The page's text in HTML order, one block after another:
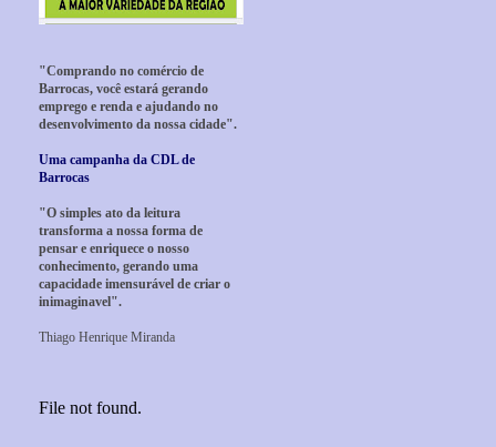
"Comprando no comércio de
Barrocas, você estará gerando
emprego e renda e ajudando no
desenvolvimento da nossa cidade".
Uma campanha da CDL de
Barrocas
"O simples ato da leitura
transforma a nossa forma de
pensar e enriquece o nosso
conhecimento, gerando uma
capacidade imensurável de criar o
inimaginavel".
Thiago Henrique Miranda